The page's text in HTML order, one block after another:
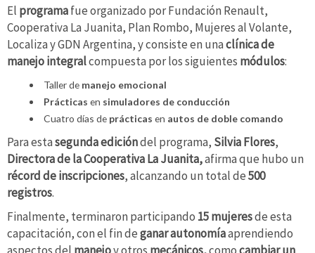
El programafue organizado por Fundación Renault,
Cooperativa La Juanita, Plan Rombo, Mujeres al Volante,
Localiza y GDN Argentina, y consiste en unaclínica de
manejo integralcompuesta por los siguientes módulos:
Taller de manejo emocional
Prácticas en simuladores de conducción
Cuatro días de prácticas en autos de doble comando
Para estasegunda edicióndel programa, Silvia Flores,
Directora de la Cooperativa La Juanita,afirma que hubo un
récord de inscripciones, alcanzando un total de500
registros.
Finalmente, terminaron participando 15 mujeresde esta
capacitación, con el fin deganar autonomíaaprendiendo